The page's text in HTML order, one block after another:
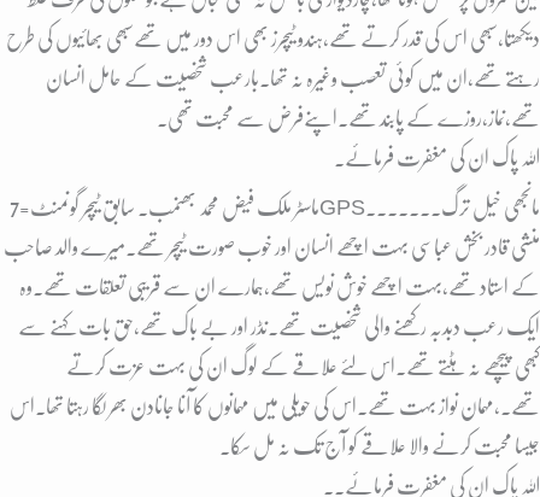
دیکھتا،سبھی اس کی قدر کرتے تھے،ہندو ٹیچرز بھی اس دور میں تھےسبھی بھائیوں کی طرح
رہتے تھے،ان میں کوئی تعصب وغیرہ نہ تھا۔بارعب شخصیت کے حامل انسان
تھے،نماز،روزے کے پابند تھے۔اپنےفرض سے محبت تھی۔
اللہ پاک ان کی مغفرت فرمائے۔
7=ماسٹر ملک فیض محمد بھنمب۔ سابق ٹیچر گونمنٹGPSمانجھی خیل ترگ۔۔۔۔۔۔۔
منشی قادر بخش عباسی بہت اچھے انسان اور خوب صورت ٹیچر تھے۔میرے والد صاحب
کے استاد تھے،بہت اچھے خوش نویس تھے،ہمارے ان سے قریبی تعلقات تھے۔وہ
ایک رعب دبدبہ رکھنے والی شخصیت تھے۔نڈر اور بے باک تھے،حق بات کہنے سے
کبھی پیچھے نہ ہٹتے تھے۔اس لئے علاقے کے لوگ ان کی بہت عزت کرتے
تھے۔،مہمان نواز بہت تھے۔اس کی حویلی میں مہمانوں کا آنا جانادن بھر لگا رہتا تھا۔اس
جیسا محبت کرنے والا علاقے کو آج تک نہ مل سکا۔
اللہ پاک ان کی مغفرت فرمائے۔۔